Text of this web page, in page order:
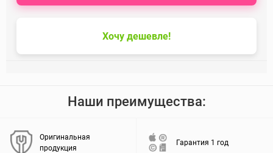
Хочу дешевле!
Наши преимущества:
Оригинальная
продукция
Гарантия 1 год